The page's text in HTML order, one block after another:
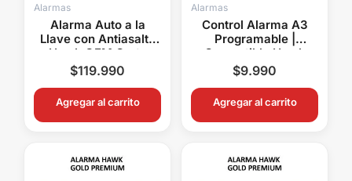
Alarmas
Alarma Auto a la
Llave con Antiasalto
Hawk OEM Corte
Corriente 1SA1AS
$119.990
Agregar al carrito
Alarmas
Control Alarma A3
Programable |
Compatible Hawk
Nemesis Genius
Target WS Eltec
Bulldozer
$9.990
Agregar al carrito